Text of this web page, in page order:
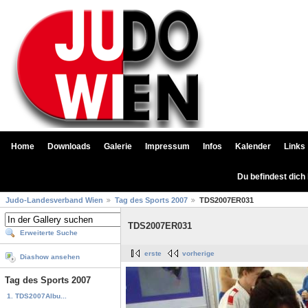
Home Downloads Galerie Impressum Infos Kalender Links
Du befindest
Judo-Landesverband Wien Tag des Sports 2007 TDS2007ER031
Erweiterte Suche
Diashow ansehen
Tag des Sports 2007
1. TDS2007Albu...
TDS2007ER031
erste vorherige